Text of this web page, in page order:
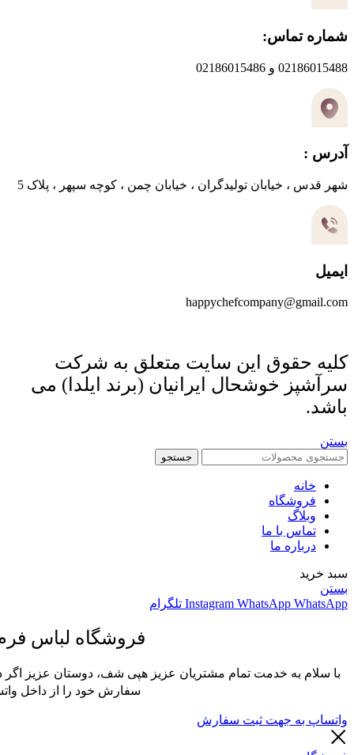
شماره تماس:
02186015488 و 02186015486
آدرس :
شهر قدس ، خیابان تولیدگران ، خیابان چمن ، کوچه سپهر ، پلاک 5
ایمیل
happychefcompany@gmail.com
کلیه حقوق این سایت متعلق به شرکت
سرآشپز خوشحال ایرانیان (برند ایلدا) می
باشد.
بستن
جستجو
خانه
فروشگاه
وبلاگ
تماس با ما
درباره ما
سبد خرید
بستن
Instagram WhatsApp WhatsApp تلگرام
فروشگاه لباس
با سلام به خدمت تمام مشتریان عزیز هپی شف، دوستان عزیز اگر
سفارش خود را از داخل
واتساپ به جهت ثبت سفارش